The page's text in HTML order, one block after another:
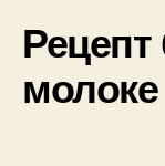
молоке